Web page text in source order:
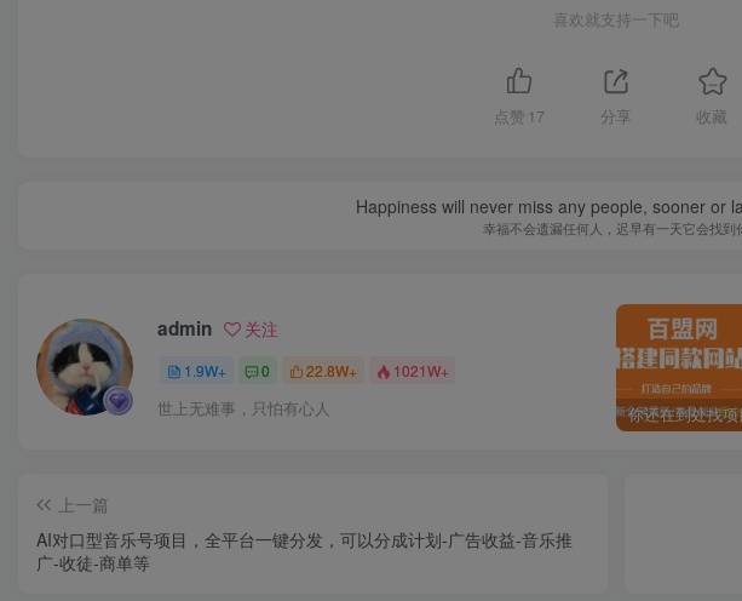
喜欢就支持一下吧
点赞 17 分享 收藏
Happiness will never miss any people, sooner or
幸福不会遗漏任何人，迟早有一天它会找到
admin 关注
1.9W+ 0 22.8W+ 1021W+
世上无难事，只怕有心人
上一篇
AI对口型音乐号项目，全平台一键分发，可以分成计划-广告收益-音乐推
广-收徒-商单等